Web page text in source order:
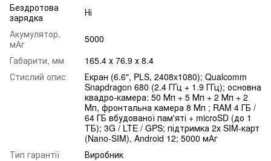
Бездротова
зарядка
Ні
Акумулятор,
мАг
5000
Габарити, мм
165.4 х 76.9 х 8.4
Стислий опис
Екран (6.6", PLS, 2408x1080); Qualcomm
Snapdragon 680 (2.4 ГГц + 1.9 ГГц); основна
квадро-камера: 50 Мп + 5 Мп + 2 Мп + 2
Мп, фронтальна камера 8 Мп ; RAM 4 ГБ /
64 ГБ вбудованої пам'яті + microSD (до 1
ТБ); 3G / LTE / GPS; підтримка 2х SIM-карт
(Nano-SIM), Android 12; 5000 мАг
Тип гарантії
Виробник